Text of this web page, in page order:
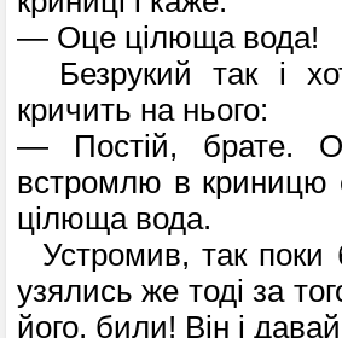
— Оце цілюща вода!
Безрукий так і
кричить на нього:
— Постій, брате.
встромлю в криницю
цілюща вода.
Устромив, так поки
узялись же тоді за
його, били! Він і